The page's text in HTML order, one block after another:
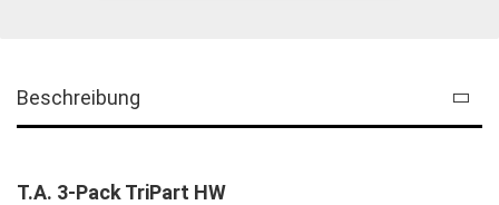
Beschreibung
T.A. 3-Pack TriPart HW